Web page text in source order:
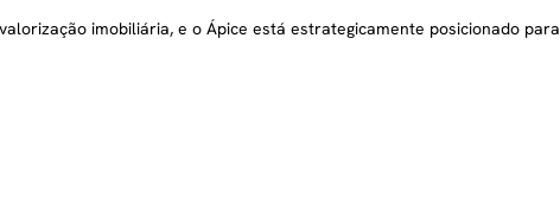
imobiliária, e o Ápice está estrategicamente posicionado para